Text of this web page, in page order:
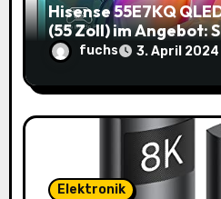
Hisense 55E7KQ
(55 Zoll) im Angebot:
145,85€!
fuchs 3. April 2024
Elektronik